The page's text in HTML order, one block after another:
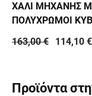
ΧΑΛΙ ΜΗΧΑΝΗΣ
ΠΟΛΥΧΡΩΜΟΙ
163,00 €
114,10 €
Προϊόντα